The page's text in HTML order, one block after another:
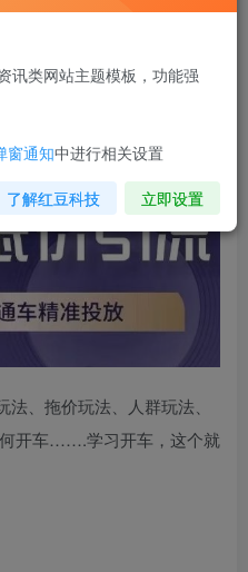
通车精准投放
、拖价玩法、人群玩法、
开车…….学习开车，这个就
讯类网站主题模板，功能强
窗通知中进行相关设置
了解红豆科技 立即设置